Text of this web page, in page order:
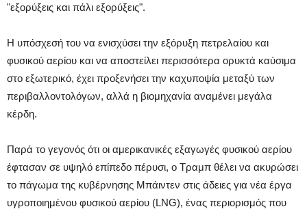
"εξορύξεις και πάλι εξορύξεις".
Η υπόσχεσή του να ενισχύσει την εξόρυξη πετρελαίου και
φυσικού αερίου και να αποστείλει περισσότερα ορυκτά καύσιμα
στο εξωτερικό, έχει προξενήσει την καχυποψία μεταξύ των
περιβαλλοντολόγων, αλλά η βιομηχανία αναμένει μεγάλα
κέρδη.
Παρά το γεγονός ότι οι αμερικανικές εξαγωγές φυσικού αερίου
έφτασαν σε υψηλό επίπεδο πέρυσι, ο Τραμπ θέλει να ακυρώσει
το πάγωμα της κυβέρνησης Μπάιντεν στις άδειες για νέα έργα
υγροποιημένου φυσικού αερίου (LNG), ένας περιορισμός που